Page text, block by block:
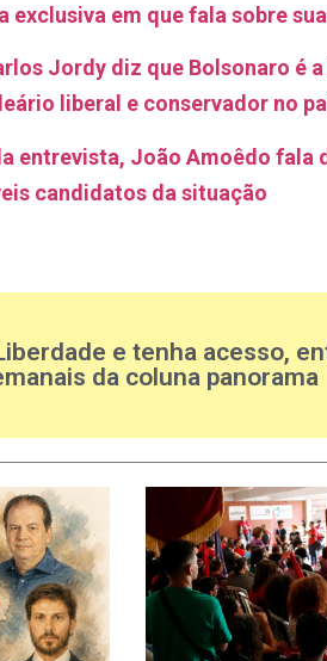
exclusiva em que fala sobre
Jordy diz que Bolsonaro é
liberal e conservador no
entrevista, João Amoêdo fala
candidatos da situação
e tenha acesso,
da coluna panorama